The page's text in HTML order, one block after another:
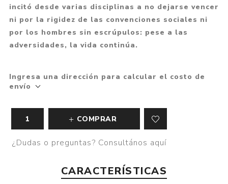
incitó desde varias disciplinas a no dejarse vencer
ni por la rigidez de las convenciones sociales ni
por los hombres sin escrúpulos: pese a las
adversidades, la vida continúa.
Ingresa una dirección para calcular el costo de
envío
COMPRAR
¿Dudas o preguntas? Consultános aquí
CARACTERÍSTICAS